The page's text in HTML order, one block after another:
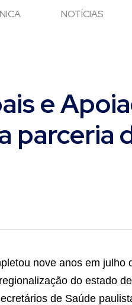
NOTÍCIAS
e
parceria
nove anos em julho
do estado
de Saúde